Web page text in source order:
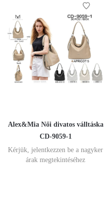
Alex&Mia Női divatos válltáska
CD-9059-1
Kérjük, jelentkezzen be a nagyker
árak megtekintéséhez